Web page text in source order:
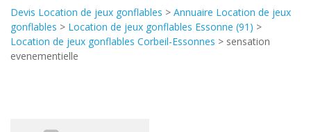
Devis Location de jeux gonflables > Annuaire Location de jeux
gonflables > Location de jeux gonflables Essonne (91) >
Location de jeux gonflables Corbeil-Essonnes > sensation
evenementielle